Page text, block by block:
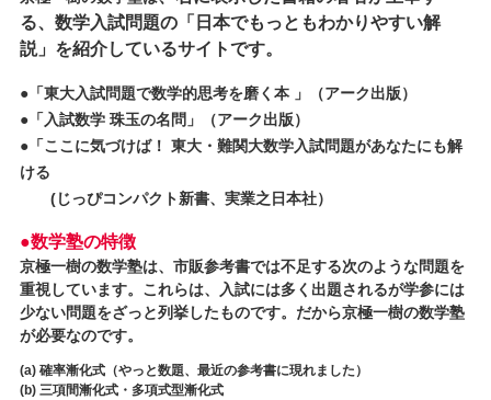
る、数学入試問題の「日本でもっともわかりやすい解
説」を紹介しているサイトです。
●「東大入試問題で数学的思考を磨く本 」（アーク出版）
●「入試数学 珠玉の名問」（アーク出版）
●「ここに気づけば！ 東大・難関大数学入試問題があなたにも解
ける
(じっぴコンパクト新書、実業之日本社）
●数学塾の特徴
京極一樹の数学塾は、市販参考書では不足する次のような問題を
重視しています。これらは、入試には多く出題されるが学参には
少ない問題をざっと列挙したものです。だから京極一樹の数学塾
が必要なのです。
(a) 確率漸化式（やっと数題、最近の参考書に現れました）
(b) 三項間漸化式・多項式型漸化式